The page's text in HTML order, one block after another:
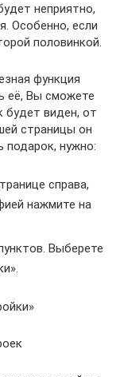
неприятно,
Особенно, если
половинкой.
функция
её, Вы сможете
будет виден, от
страницы он
нужно:
справа,
нажмите на
Выберете